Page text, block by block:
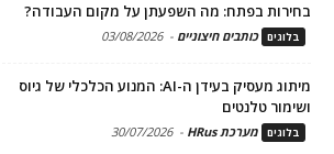
בחירות בפתח: מה השפעתן על מקום העבודה?
בלוגים כותבים חיצוניים -
03/08/2026
מיתוג מעסיק בעידן ה-AI: המנוע הכלכלי של גיוס
ושימור טלנטים
בלוגים מערכת HRus -
30/07/2026